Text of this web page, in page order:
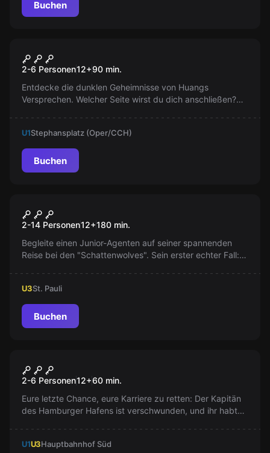
Buchen
Neu
Geheimgesellschaft Singapur
2-6 Personen12+90 min.
Entdecke die dunklen Geheimnisse von Huangs
Versprechen. Welcher Seite wirst du dich anschließen?
dir die Möglichkeit, die Geschichte aus verschiedenen
Blickwinkeln zu erleben.
U1Stephansplatz (Oper/CCH)
Buchen
Neu
Operation Fuchsjagd
2-14 Personen12+180 min.
Begleite einen Junior-Agenten auf seiner spannenden
Reise bei den "Schattenwolves". Sein erster echter Fall:
Stein zurückholen? Ein Wettlauf gegen die Zeit beginnt!
U3St. Pauli
Buchen
Neu
Das Büro am Hafen
2-6 Personen12+60 min.
Eure letzte Chance, eure Karriere zu retten: Der Kapitän
des Hamburger Hafens ist verschwunden, und ihr habt
ultimatives Escape Room-Abenteuer für Neulinge und
U1U3Hauptbahnhof Süd